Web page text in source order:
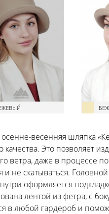
весенняя шляпка
качества. Это позволяет
ветра, даже в процессе
и не скатываться.
оформляется
лентой из фетра, с
в любой гардероб и